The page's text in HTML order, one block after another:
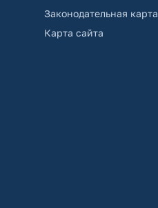
Законодательная карта
Карта сайта